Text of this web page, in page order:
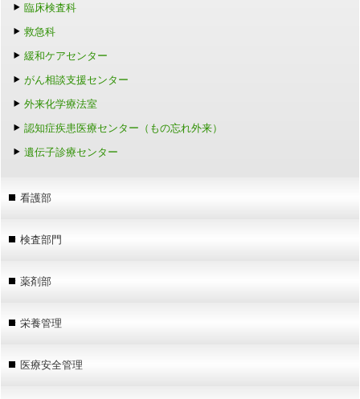
臨床検査科
救急科
緩和ケアセンター
がん相談支援センター
外来化学療法室
認知症疾患医療センター（もの忘れ外来）
遺伝子診療センター
看護部
検査部門
薬剤部
栄養管理
医療安全管理